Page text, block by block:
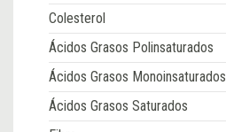
Colesterol
Ácidos Grasos Polinsaturados
Ácidos Grasos Monoinsaturados
Ácidos Grasos Saturados